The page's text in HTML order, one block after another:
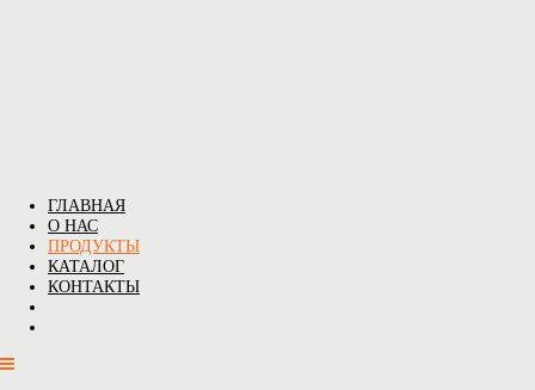
ГЛАВНАЯ
О НАС
ПРОДУКТЫ
КАТАЛОГ
КОНТАКТЫ